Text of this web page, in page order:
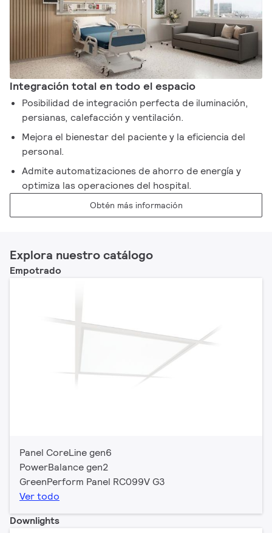
Integración total en todo el espacio
Posibilidad de integración perfecta de iluminación,
persianas, calefacción y ventilación.
Mejora el bienestar del paciente y la eficiencia del
personal.
Admite automatizaciones de ahorro de energía y
optimiza las operaciones del hospital.
Obtén más información
Explora nuestro catálogo
Empotrado
Panel CoreLine gen6
PowerBalance gen2
GreenPerform Panel RC099V G3
Ver todo
Downlights